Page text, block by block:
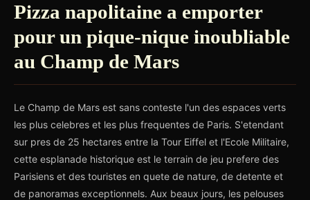
Pizza napolitaine a emporter
pour un pique-nique inoubliable
au Champ de Mars
Le Champ de Mars est sans conteste l'un des espaces verts
les plus celebres et les plus frequentes de Paris. S'etendant
sur pres de 25 hectares entre la Tour Eiffel et l'Ecole Militaire,
cette esplanade historique est le terrain de jeu prefere des
Parisiens et des touristes en quete de nature, de detente et
de panoramas exceptionnels. Aux beaux jours, les pelouses